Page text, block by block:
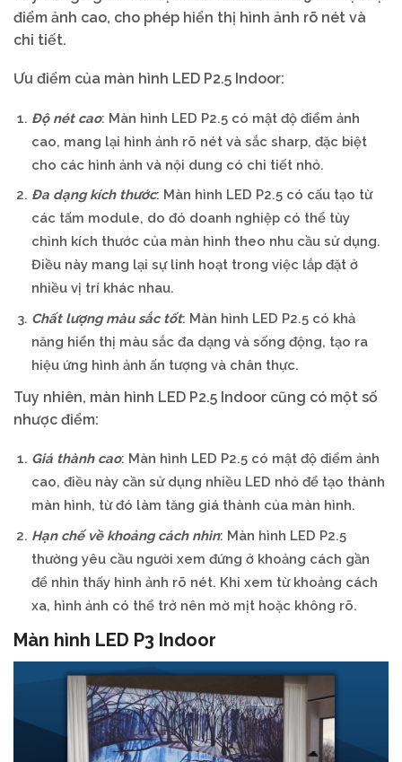
điểm ảnh cao, cho phép hiển thị hình ảnh rõ nét và
chi tiết.
Ưu điểm của màn hình LED P2.5 Indoor:
Độ nét cao: Màn hình LED P2.5 có mật độ điểm ảnh
cao, mang lại hình ảnh rõ nét và sắc sharp, đặc biệt
cho các hình ảnh và nội dung có chi tiết nhỏ.
Đa dạng kích thước: Màn hình LED P2.5 có cấu tạo từ
các tấm module, do đó doanh nghiệp có thể tùy
chỉnh kích thước của màn hình theo nhu cầu sử dụng.
Điều này mang lại sự linh hoạt trong việc lắp đặt ở
nhiều vị trí khác nhau.
Chất lượng màu sắc tốt: Màn hình LED P2.5 có khả
năng hiển thị màu sắc đa dạng và sống động, tạo ra
hiệu ứng hình ảnh ấn tượng và chân thực.
Tuy nhiên, màn hình LED P2.5 Indoor cũng có một số
nhược điểm:
Giá thành cao: Màn hình LED P2.5 có mật độ điểm ảnh
cao, điều này cần sử dụng nhiều LED nhỏ để tạo thành
màn hình, từ đó làm tăng giá thành của màn hình.
Hạn chế về khoảng cách nhìn: Màn hình LED P2.5
thường yêu cầu người xem đứng ở khoảng cách gần
để nhìn thấy hình ảnh rõ nét. Khi xem từ khoảng cách
xa, hình ảnh có thể trở nên mờ mịt hoặc không rõ.
Màn hình LED P3 Indoor